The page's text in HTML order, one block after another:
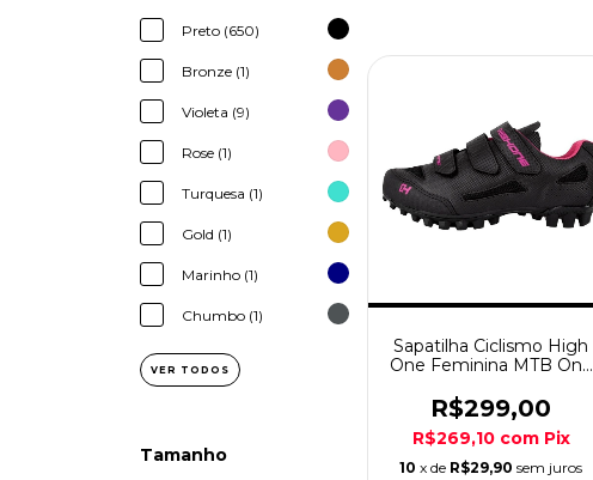
Preto (650)
Bronze (1)
Violeta (9)
Rose (1)
Turquesa (1)
Gold (1)
Marinho (1)
Chumbo (1)
VER TODOS
Tamanho
Sapatilha Ciclismo High
One Feminina MTB One
R$299,00
R$269,10 com Pix
10 x de R$29,90 sem juros